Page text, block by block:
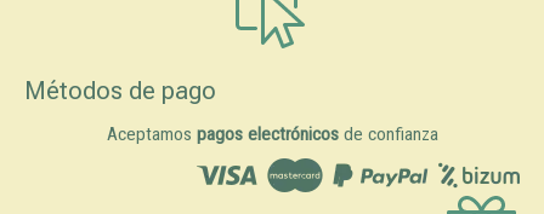
Métodos de pago
Aceptamos pagos electrónicosde confianza